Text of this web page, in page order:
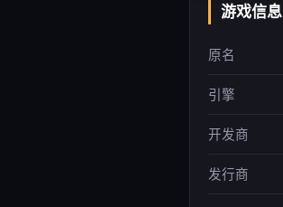
游戏信息
原名
引擎
开发商
发行商